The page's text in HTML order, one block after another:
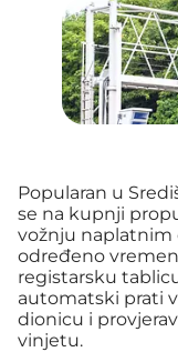
Popularan u
se na kupnji
vožnju naplatnim
određeno
registarsku
automatski prati
dionicu i
vinjetu.